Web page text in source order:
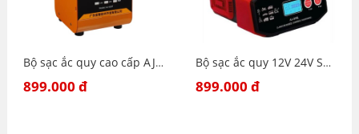
Bộ sạc ắc quy cao cấp AJ-618 T LCD 12-24v 6AH-400AH tự động công suất lớn
899.000 đ
Bộ sạc ắc quy 12V 24V Sạc Xe Ô tô, Xe Tải Cao Cấp Tự Động Bình Khô Chì-axit pin Sạc Xung Sửa Chữa ANJING-619L-400Ah
899.000 đ